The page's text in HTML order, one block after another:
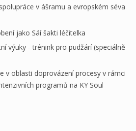
v ášramu a evropském séva
jako Sáí šakti léčitelka
výuky - trénink pro pudžárí (speciálně
v oblasti doprovázení procesy v rámci
programů na KY Soul